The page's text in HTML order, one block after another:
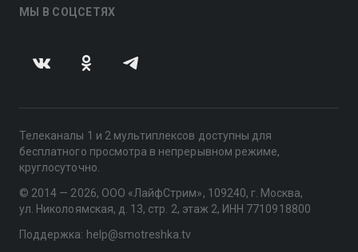
МЫ В СОЦСЕТЯХ
Телеканалы 1 и 2 мультиплексов доступны для
бесплатного просмотра в непрерывном режиме,
круглосуточно.
© 2014 — 2026, ООО «ЛайфСтрим», 109240, г. Москва,
ул. Николоямская, д. 13, стр. 2, этаж 2, ИНН 7710918800
Поддержка: help@smotreshka.tv